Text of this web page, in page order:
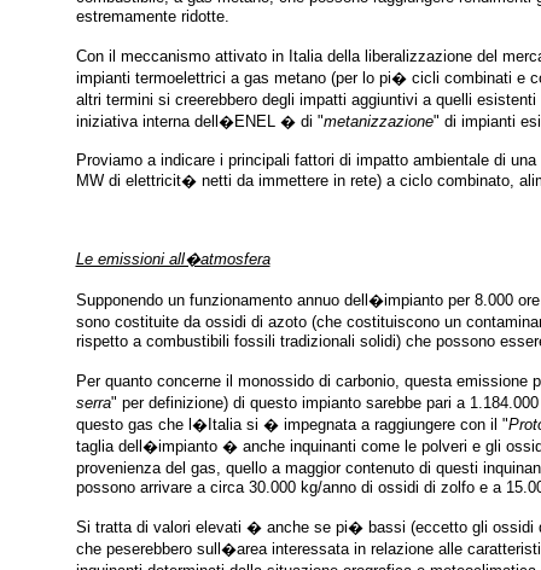
estremamente ridotte.
Con il meccanismo attivato in Italia della liberalizzazione del
impianti termoelettrici a gas metano (per lo pi� cicli combinati e
altri termini si creerebbero degli impatti aggiuntivi a quelli
iniziativa interna dell�ENEL � di "metanizzazione" di impianti
Proviamo a indicare i principali fattori di impatto ambientale di una
MW di elettricit� netti da immettere in rete) a ciclo combinato,
Le emissioni all�atmosfera
Supponendo un funzionamento annuo dell�impianto per 8.000
sono costituite da ossidi di azoto (che costituiscono un
rispetto a combustibili fossili tradizionali solidi) che possono
Per quanto concerne il monossido di carbonio, questa
serra" per definizione) di questo impianto sarebbe pari a
questo gas che l�Italia si � impegnata a raggiungere con il "
taglia dell�impianto � anche inquinanti come le polveri e gli
provenienza del gas, quello a maggior contenuto di questi
possono arrivare a circa 30.000 kg/anno di ossidi di zolfo e a
Si tratta di valori elevati � anche se pi� bassi (eccetto gli ossidi
che peserebbero sull�area interessata in relazione alle